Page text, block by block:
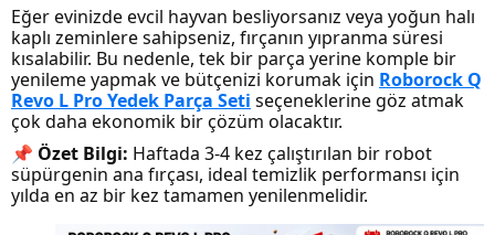
Eğer evinizde evcil hayvan besliyorsanız veya yoğun halı
kaplı zeminlere sahipseniz, fırçanın yıpranma süresi
kısalabilir. Bu nedenle, tek bir parça yerine komple bir
yenileme yapmak ve bütçenizi korumak için Roborock Q
Revo L Pro Yedek Parça Seti seçeneklerine göz atmak
çok daha ekonomik bir çözüm olacaktır.
📌 Özet Bilgi: Haftada 3-4 kez çalıştırılan bir robot
süpürgenin ana fırçası, ideal temizlik performansı için
yılda en az bir kez tamamen yenilenmelidir.